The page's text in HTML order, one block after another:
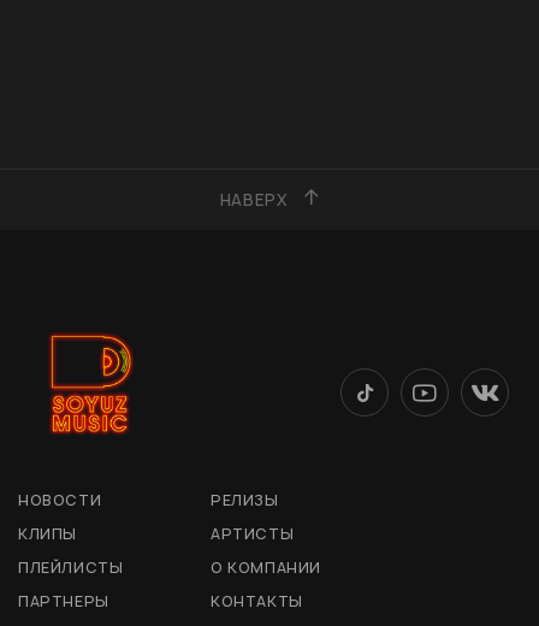
НАВЕРХ
НОВОСТИ
РЕЛИЗЫ
КЛИПЫ
АРТИСТЫ
ПЛЕЙЛИСТЫ
О КОМПАНИИ
ПАРТНЕРЫ
КОНТАКТЫ